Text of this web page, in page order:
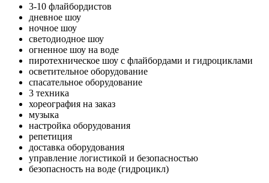
3-10 флайбордистов
дневное шоу
ночное шоу
светодиодное шоу
огненное шоу на воде
пиротехническое шоу с флайбордами и гидроциклами
осветительное оборудование
спасательное оборудование
3 техника
хореография на заказ
музыка
настройка оборудования
репетиция
доставка оборудования
управление логистикой и безопасностью
безопасность на воде (гидроцикл)